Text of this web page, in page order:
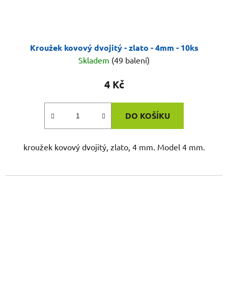
Kroužek kovový dvojitý - zlato - 4mm - 10ks
Skladem (49 balení)
4 Kč
DO KOŠÍKU
kroužek kovový dvojitý, zlato, 4 mm. Model 4 mm.